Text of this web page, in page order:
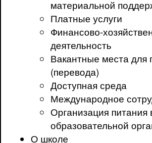
материальной
Платные услуги
Финансово-
деятельность
Вакантные места для
(перевода)
Доступная среда
Международное
Организация питания
образовательной
О школе